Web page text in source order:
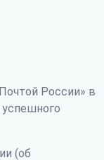
России» в
успешного
(об